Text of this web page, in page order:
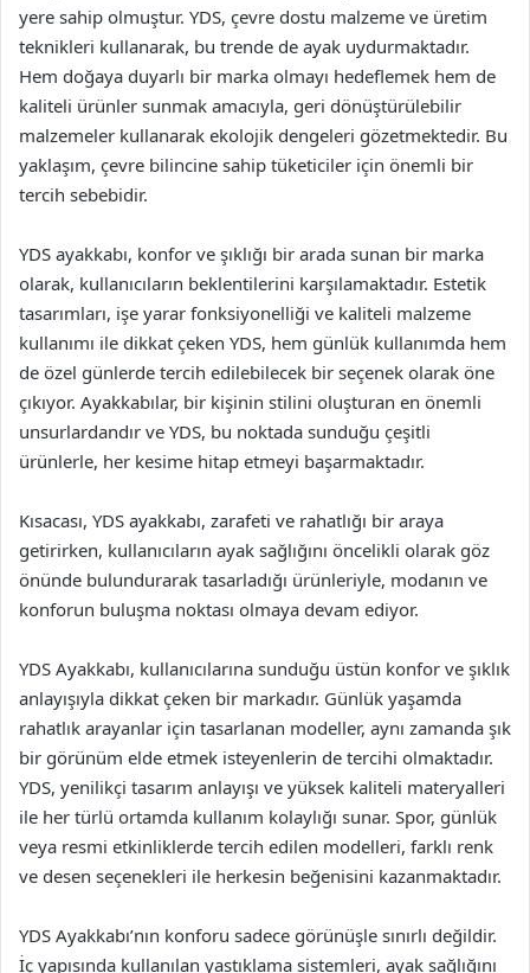
yere sahip olmuştur. YDS, çevre dostu malzeme ve üretim
teknikleri kullanarak, bu trende de ayak uydurmaktadır.
Hem doğaya duyarlı bir marka olmayı hedeflemek hem de
kaliteli ürünler sunmak amacıyla, geri dönüştürülebilir
malzemeler kullanarak ekolojik dengeleri gözetmektedir. Bu
yaklaşım, çevre bilincine sahip tüketiciler için önemli bir
tercih sebebidir.
YDS ayakkabı, konfor ve şıklığı bir arada sunan bir marka
olarak, kullanıcıların beklentilerini karşılamaktadır. Estetik
tasarımları, işe yarar fonksiyonelliği ve kaliteli malzeme
kullanımı ile dikkat çeken YDS, hem günlük kullanımda hem
de özel günlerde tercih edilebilecek bir seçenek olarak öne
çıkıyor. Ayakkabılar, bir kişinin stilini oluşturan en önemli
unsurlardandır ve YDS, bu noktada sunduğu çeşitli
ürünlerle, her kesime hitap etmeyi başarmaktadır.
Kısacası, YDS ayakkabı, zarafeti ve rahatlığı bir araya
getirirken, kullanıcıların ayak sağlığını öncelikli olarak göz
önünde bulundurarak tasarladığı ürünleriyle, modanın ve
konforun buluşma noktası olmaya devam ediyor.
YDS Ayakkabı, kullanıcılarına sunduğu üstün konfor ve şıklık
anlayışıyla dikkat çeken bir markadır. Günlük yaşamda
rahatlık arayanlar için tasarlanan modeller, aynı zamanda şık
bir görünüm elde etmek isteyenlerin de tercihi olmaktadır.
YDS, yenilikçi tasarım anlayışı ve yüksek kaliteli materyalleri
ile her türlü ortamda kullanım kolaylığı sunar. Spor, günlük
veya resmi etkinliklerde tercih edilen modelleri, farklı renk
ve desen seçenekleri ile herkesin beğenisini kazanmaktadır.
YDS Ayakkabı’nın konforu sadece görünüşle sınırlı değildir.
İç yapısında kullanılan yastıklama sistemleri, ayak sağlığını